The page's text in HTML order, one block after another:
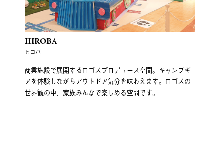
HIROBA
ヒロバ
商業施設で展開するロゴスプロデュース空間。キャンプギ
アを体験しながらアウトドア気分を味わえます。ロゴスの
世界観の中、家族みんなで楽しめる空間です。